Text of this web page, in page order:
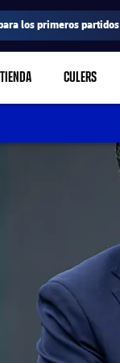
los primeros partidos
TIENDA CULERS